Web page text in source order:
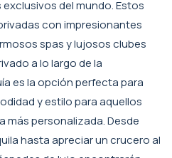
del mundo. Estos
con impresionantes
spas y lujosos clubes
a lo largo de la
es la opción perfecta para
y estilo para aquellos
más personalizada. Desde
hasta apreciar un crucero al